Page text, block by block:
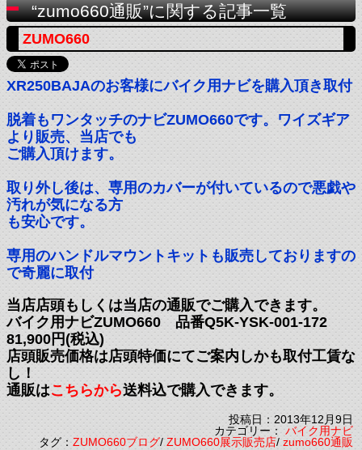
“zumo660通販”に関する記事一覧
ZUMO660
XR250BAJAのお客様にバイク用ナビを購入頂き取付
脱着もワンタッチのナビZUMO660です。ワイズギア
より販売、当店でも
ご購入頂けます。
取り外し後は、専用のカバーが付いているので悪戯や
汚れが気になる方
も安心です。
専用のハンドルマウントキットも販売しておりますの
で奇麗に取付
当店店頭もしくは当店の通販でご購入できます。
バイク用ナビZUMO660 品番Q5K-YSK-001-172
81,900円(税込)
店頭販売価格は店頭特価にてご案内しかも取付工賃な
し！
通販はこちらから送料込で購入できます。
投稿日：2013年12月9日
カテゴリー：バイク用ナビ
タグ：ZUMO660ブログ/ZUMO660展示販売店/zumo660通販